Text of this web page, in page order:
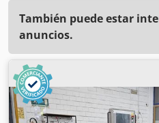
También puede estar
anuncios.